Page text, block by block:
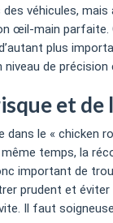
véhicules,
œil-main parfaite.
plus
de précision
et de
le « chicken
temps, la
important de
prudent et
Il faut